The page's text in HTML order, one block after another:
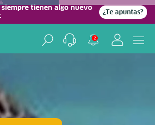
siempre tienen algo nuevo
¿Te apuntas?
2